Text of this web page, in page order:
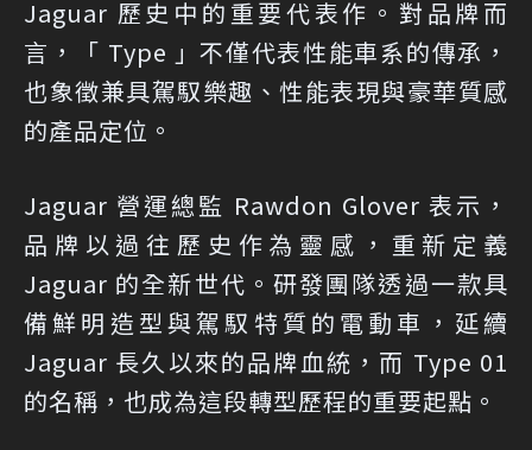
Jaguar 歷史中的重要代表作。對品牌而
言，「 Type 」不僅代表性能車系的傳承，
也象徵兼具駕馭樂趣、性能表現與豪華質感
的產品定位。
Jaguar 營運總監 Rawdon Glover 表示，
品牌以過往歷史作為靈感，重新定義
Jaguar 的全新世代。研發團隊透過一款具
備鮮明造型與駕馭特質的電動車，延續
Jaguar 長久以來的品牌血統，而 Type 01
的名稱，也成為這段轉型歷程的重要起點。